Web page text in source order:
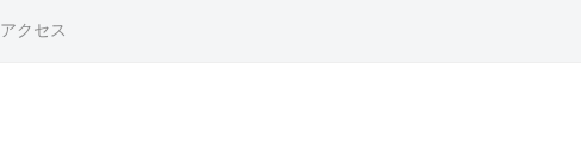
アクセス